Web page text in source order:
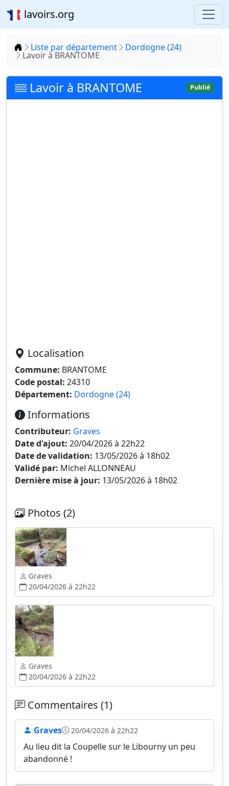
lavoirs.org
Accueil
Liste par département Dordogne (24)
Lavoir à BRANTOME
Lavoir à BRANTOME Publié
Localisation
Commune: BRANTOME
Code postal: 24310
Département: Dordogne (24)
Informations
Contributeur: Graves
Date d'ajout: 20/04/2026 à 22h22
Date de validation: 13/05/2026 à 18h02
Validé par: Michel ALLONNEAU
Dernière mise à jour: 13/05/2026 à 18h02
Photos (2)
Graves
20/04/2026 à 22h22
Graves
20/04/2026 à 22h22
Commentaires (1)
Graves 20/04/2026 à 22h22
Au lieu dit la Coupelle sur le Libourny un peu
abandonné !